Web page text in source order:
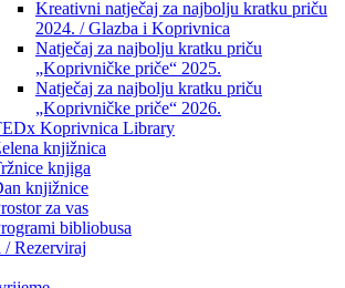
Kreativni natječaj za najbolju kratku priču
2024. / Glazba i Koprivnica
Natječaj za najbolju kratku priču
„Koprivničke priče“ 2025.
Natječaj za najbolju kratku priču
„Koprivničke priče“ 2026.
Koprivnica Library
knjižnica
knjiga
knjižnice
za vas
bibliobusa
/ Rezerviraj